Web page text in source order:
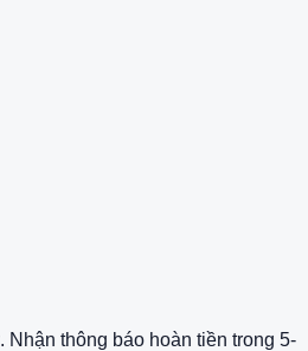
. Nhận thông báo hoàn tiền trong 5-